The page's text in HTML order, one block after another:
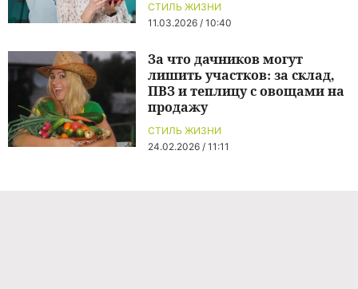
СТИЛЬ ЖИЗНИ
11.03.2026 / 10:40
СТИЛЬ ЖИЗНИ
24.02.2026 / 11:11
За что дачников могут
лишить участков: за склад,
ПВЗ и теплицу с овощами на
продажу